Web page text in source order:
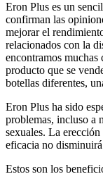
Eron Plus es un
confirman las
mejorar el
relacionados con la
encontramos muchas
producto que se
botellas diferentes,
Eron Plus ha sido
problemas, incluso a
sexuales. La
eficacia no
Estos son los